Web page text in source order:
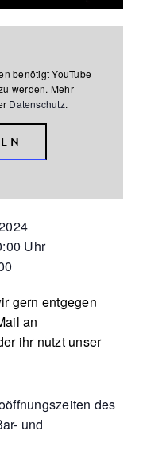
benötigt YouTube
werden. Mehr
Datenschutz.
Uhr
gern entgegen
an
ihr nutzt unser
des
und